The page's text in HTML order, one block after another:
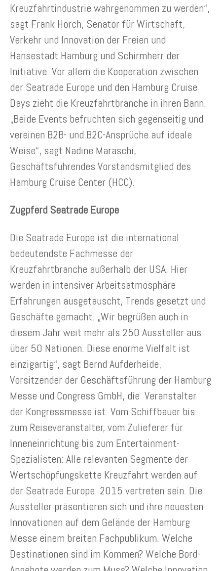
Kreuzfahrtindustrie wahrgenommen zu werden“,
sagt Frank Horch, Senator für Wirtschaft,
Verkehr und Innovation der Freien und
Hansestadt Hamburg und Schirmherr der
Initiative. Vor allem die Kooperation zwischen
der Seatrade Europe und den Hamburg Cruise
Days zieht die Kreuzfahrtbranche in ihren Bann.
„Beide Events befruchten sich gegenseitig und
vereinen B2B- und B2C-Ansprüche auf ideale
Weise“, sagt Nadine Maraschi,
Geschäftsführendes Vorstandsmitglied des
Hamburg Cruise Center (HCC).
Zugpferd Seatrade Europe
Die Seatrade Europe ist die international
bedeutendste Fachmesse der
Kreuzfahrtbranche außerhalb der USA. Hier
werden in intensiver Arbeitsatmosphäre
Erfahrungen ausgetauscht, Trends gesetzt und
Geschäfte gemacht. „Wir begrüßen auch in
diesem Jahr weit mehr als 250 Aussteller aus
über 50 Nationen. Diese enorme Vielfalt ist
einzigartig“, sagt Bernd Aufderheide,
Vorsitzender der Geschäftsführung der Hamburg
Messe und Congress GmbH, die Veranstalter
der Kongressmesse ist. Vom Schiffbauer bis
zum Reiseveranstalter, vom Zulieferer für
Inneneinrichtung bis zum Entertainment-
Spezialisten: Alle relevanten Segmente der
Wertschöpfungskette Kreuzfahrt werden auf
der Seatrade Europe 2015 vertreten sein. Die
Aussteller präsentieren sich und ihre neuesten
Innovationen auf dem Gelände der Hamburg
Messe einem breiten Fachpublikum. Welche
Destinationen sind im Kommen? Welche Bord-